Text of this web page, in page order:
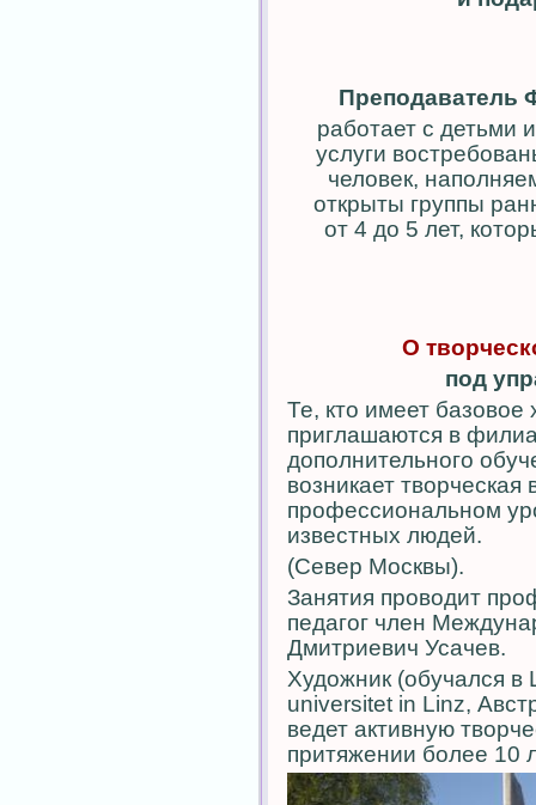
Преподаватель
работает с детьми
услуги
человек,
открыты группы
от 4 до 5 лет,
О
под
Те, кто имеет
приглашаются в
дополнительного
возникает
профессиональном
известных людей.
(Север Москвы).
Занятия проводит
педагог член
Дмитриевич Усачев.
Художник (обучался
universitet in Linz,
ведет активную
притяжении более 10